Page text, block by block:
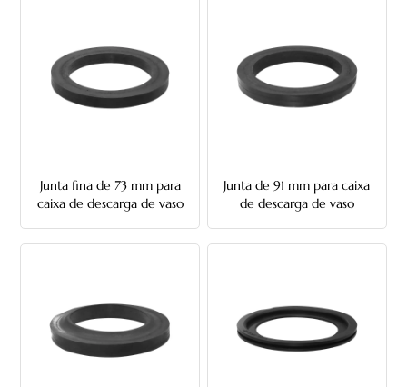
Junta fina de 73 mm para
caixa de descarga de vaso
Junta de 91 mm para caixa
de descarga de vaso